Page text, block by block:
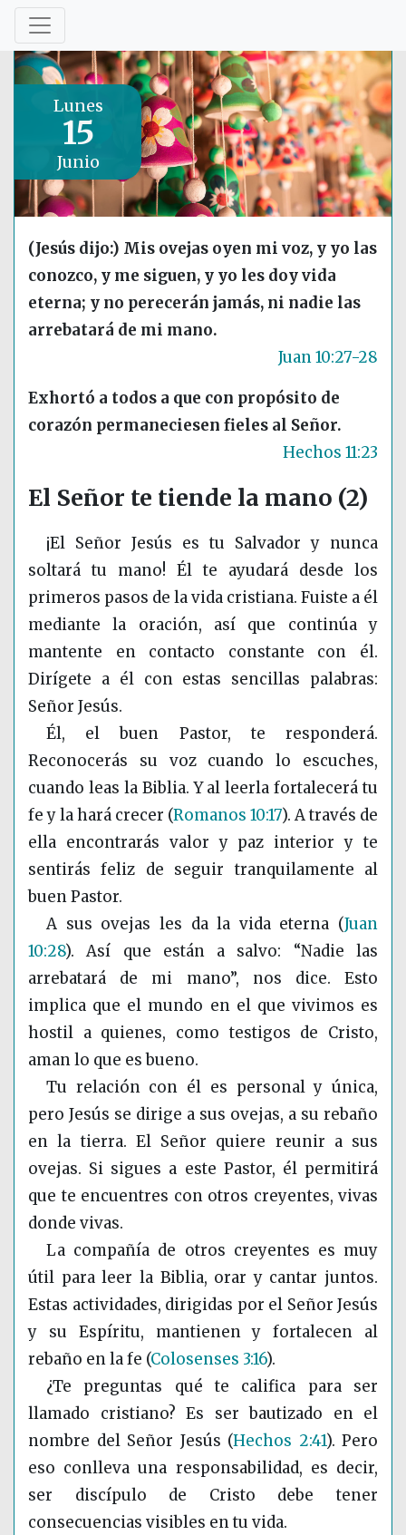
Lunes
15
Junio
(Jesús dijo:) Mis ovejas oyen mi voz, y yo las
conozco, y me siguen, y yo les doy vida
eterna; y no perecerán jamás, ni nadie las
arrebatará de mi mano.
Juan 10:27-28
Exhortó a todos a que con propósito de
corazón permaneciesen fieles al Señor.
Hechos 11:23
El Señor te tiende la mano (2)
¡El Señor Jesús es tu Salvador y nunca
soltará tu mano! Él te ayudará desde los
primeros pasos de la vida cristiana. Fuiste a él
mediante la oración, así que continúa y
mantente en contacto constante con él.
Dirígete a él con estas sencillas palabras:
Señor Jesús.
Él, el buen Pastor, te responderá.
Reconocerás su voz cuando lo escuches,
cuando leas la Biblia. Y al leerla fortalecerá tu
fe y la hará crecer (Romanos 10:17). A través de
ella encontrarás valor y paz interior y te
sentirás feliz de seguir tranquilamente al
buen Pastor.
A sus ovejas les da la vida eterna (Juan
10:28). Así que están a salvo: “Nadie las
arrebatará de mi mano”, nos dice. Esto
implica que el mundo en el que vivimos es
hostil a quienes, como testigos de Cristo,
aman lo que es bueno.
Tu relación con él es personal y única,
pero Jesús se dirige a sus ovejas, a su rebaño
en la tierra. El Señor quiere reunir a sus
ovejas. Si sigues a este Pastor, él permitirá
que te encuentres con otros creyentes, vivas
donde vivas.
La compañía de otros creyentes es muy
útil para leer la Biblia, orar y cantar juntos.
Estas actividades, dirigidas por el Señor Jesús
y su Espíritu, mantienen y fortalecen al
rebaño en la fe (Colosenses 3:16).
¿Te preguntas qué te califica para ser
llamado cristiano? Es ser bautizado en el
nombre del Señor Jesús (Hechos 2:41). Pero
eso conlleva una responsabilidad, es decir,
ser discípulo de Cristo debe tener
consecuencias visibles en tu vida.